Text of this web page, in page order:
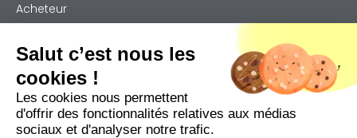
Acheteur
Notre expertise
Qui sommes-nous
Actualités
Contact
Plan de site
Salut c’est nous les
cookies !
Les cookies nous permettent
d'offrir des fonctionnalités relatives aux médias
sociaux et d'analyser notre trafic.